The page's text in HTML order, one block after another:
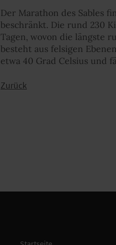
Der Marathon des Sables
beschränkt. Die rund 230
Tagen, wovon die längste
besteht aus felsigen
etwa 40 Grad Celsius und
Zurück